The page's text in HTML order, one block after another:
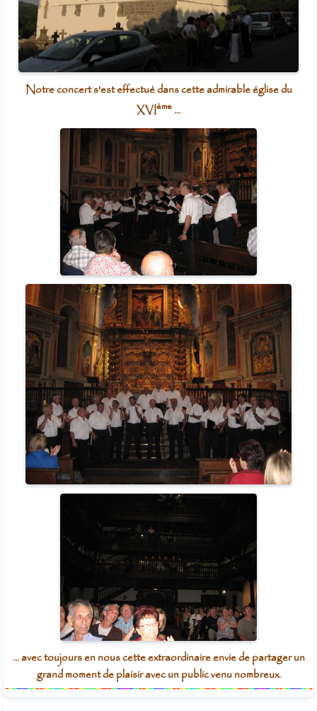
Notre concert s'est effectué dans cette admirable église du
XVIème...
... avec toujours en nous cette extraordinaire envie de partager un
grand moment de plaisir avec un public venu nombreux.